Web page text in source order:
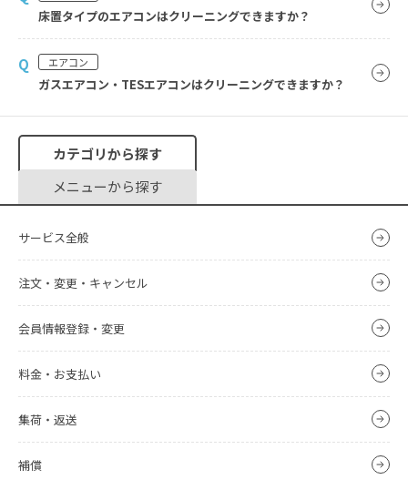
床置タイプのエアコンはクリーニングできますか？
Q エアコン
ガスエアコン・TESエアコンはクリーニングできますか？
カテゴリから探す
メニューから探す
サービス全般
注文・変更・キャンセル
会員情報登録・変更
料金・お支払い
集荷・返送
補償